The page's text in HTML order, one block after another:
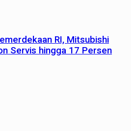
RI, Mitsubishi
Servis hingga 17 Persen